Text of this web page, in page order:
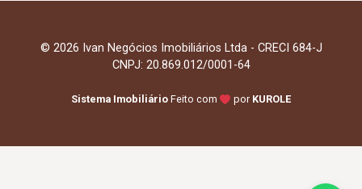
© 2026 Ivan Negócios Imobiliários Ltda - CRECI 684-J
CNPJ: 20.869.012/0001-64
Sistema Imobiliário Feito com por KUROLE